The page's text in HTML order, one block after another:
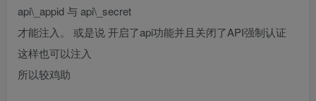
api\_appid 与 api\_secret
才能注入。 或是说 开启了api功能并且关闭了API强制认证
这样也可以注入
所以较鸡助